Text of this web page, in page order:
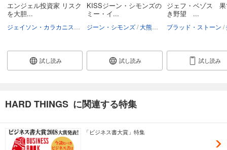
エンジェル投資家 リスク
を大胆...
滑川海彦 高橋信夫 孫泰蔵
試し読み
KISSジーン・シモンズの
ミー・イ...
ジーン・シモンズ 大熊希美 滑川海彦
試し読み
ジェフ・ベゾス 果
き野望 ...
ブラッド・ストーン
試し読み
HARD THINGS に関連する特集
「ビジネス書大賞」特集